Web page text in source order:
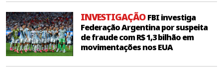
INVESTIGAÇÃOFBI investiga
Federação Argentina por suspeita
de fraude com R$ 1,3 bilhão em
movimentações nos EUA